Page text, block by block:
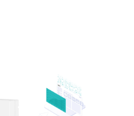
Wiliot Cloud